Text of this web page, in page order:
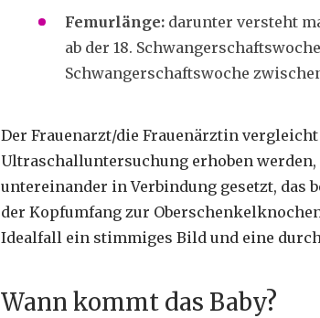
Femurlänge:darunter versteht
ab der 18.
Schwangerschaftswoche
Der Frauenarzt/die Frauenärztin
Ultraschalluntersuchung erhoben
untereinander in Verbindung gesetzt, das
der Kopfumfang zur
Idealfall ein stimmiges Bild und eine
Wann kommt das Baby?